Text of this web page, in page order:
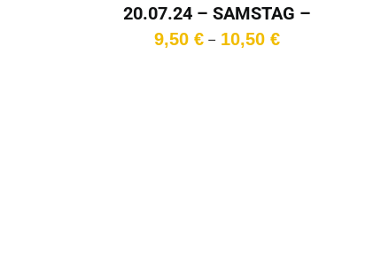
20.07.24 – SAMSTAG –
16:15 Uhr
9,50 € – 10,50 €Preisspanne: